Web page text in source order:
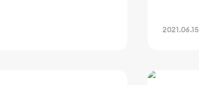
2021.06.15